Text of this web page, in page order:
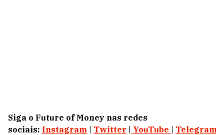
Siga o Future of Money nas redes
sociais: Instagram Twitter YouTube Telegram